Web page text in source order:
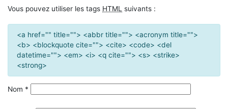
Vous pouvez utiliser les tags HTML suivants :
<a href="" title=""> <abbr title=""> <acronym title="">
<b> <blockquote cite=""> <cite> <code> <del
datetime=""> <em> <i> <q cite=""> <s> <strike>
<strong>
Nom *